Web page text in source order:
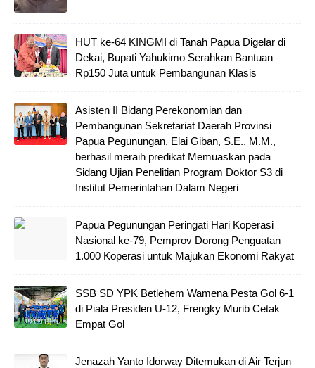
HUT ke-64 KINGMI di Tanah Papua Digelar di
Dekai, Bupati Yahukimo Serahkan Bantuan
Rp150 Juta untuk Pembangunan Klasis
Asisten II Bidang Perekonomian dan
Pembangunan Sekretariat Daerah Provinsi
Papua Pegunungan, Elai Giban, S.E., M.M.,
berhasil meraih predikat Memuaskan pada
Sidang Ujian Penelitian Program Doktor S3 di
Institut Pemerintahan Dalam Negeri
Papua Pegunungan Peringati Hari Koperasi
Nasional ke-79, Pemprov Dorong Penguatan
1.000 Koperasi untuk Majukan Ekonomi Rakyat
SSB SD YPK Betlehem Wamena Pesta Gol 6-1
di Piala Presiden U-12, Frengky Murib Cetak
Empat Gol
Jenazah Yanto Idorway Ditemukan di Air Terjun